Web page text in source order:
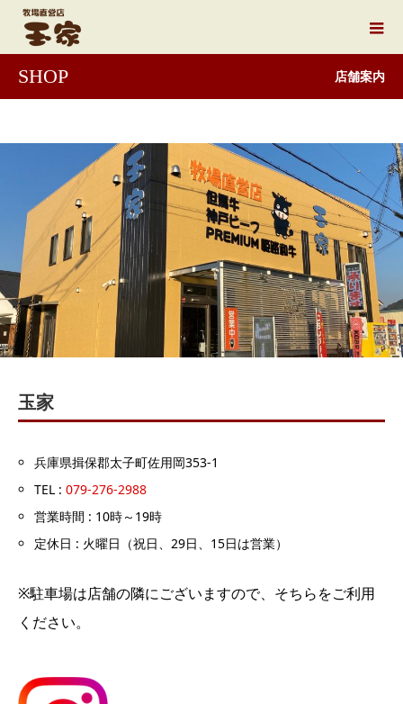
SHOP 店舗案内
玉家
兵庫県揖保郡太子町佐用岡353-1
TEL :079-276-2988
営業時間 : 10時～19時
定休日 : 火曜日（祝日、29日、15日は営業）
※駐車場は店舗の隣にございますので、そちらをご利用
ください。